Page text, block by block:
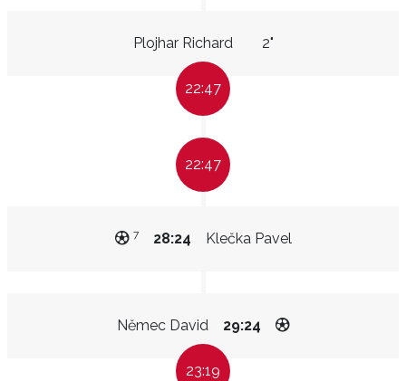
Plojhar Richard 2"
22:47
22:47
Klečka Pavel
28:24
7
Němec David 29:24
23:19